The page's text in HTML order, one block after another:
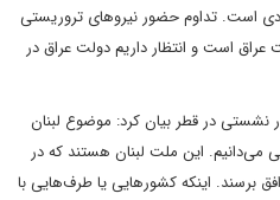
است. تداوم حضور نیروهای تروریستی
است و انتظار داریم دولت عراق در
نشستی در قطر بیان کرد: موضوع لبنان
می‌دانیم. این ملت لبنان هستند که در
برسند. اینکه کشورهایی یا طرف‌هایی با